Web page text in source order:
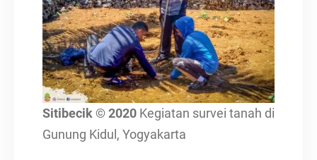
Sitibecik © 2020 Kegiatan survei tanah di
Gunung Kidul, Yogyakarta